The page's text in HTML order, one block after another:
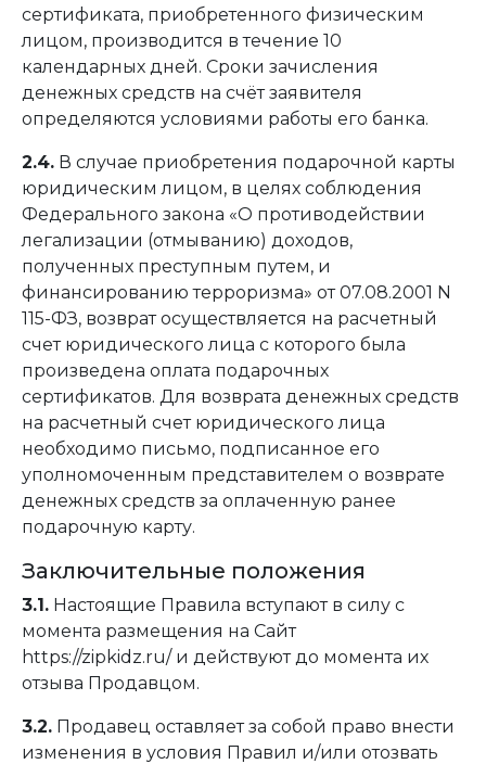
сертификата, приобретенного физическим
лицом, производится в течение 10
календарных дней. Сроки зачисления
денежных средств на счёт заявителя
определяются условиями работы его банка.
2.4. В случае приобретения подарочной карты
юридическим лицом, в целях соблюдения
Федерального закона «О противодействии
легализации (отмыванию) доходов,
полученных преступным путем, и
финансированию терроризма» от 07.08.2001 N
115-ФЗ, возврат осуществляется на расчетный
счет юридического лица с которого была
произведена оплата подарочных
сертификатов. Для возврата денежных средств
на расчетный счет юридического лица
необходимо письмо, подписанное его
уполномоченным представителем о возврате
денежных средств за оплаченную ранее
подарочную карту.
Заключительные положения
3.1. Настоящие Правила вступают в силу с
момента размещения на Сайт
https://zipkidz.ru/и действуют до момента их
отзыва Продавцом.
3.2. Продавец оставляет за собой право внести
изменения в условия Правил и/или отозвать